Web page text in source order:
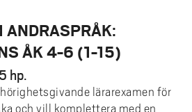
ANDRASPRÅK:
ÅK 4-6 (1-15)
hp.
lärarexamen för
och vill komplettera med en